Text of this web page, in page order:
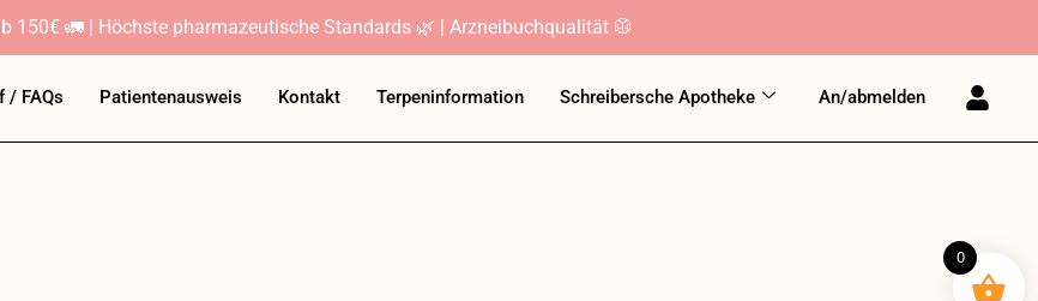
150€ 🚛 | Höchste pharmazeutische Standards 🌿 | Arzneibuchqualität 🥼
/ FAQs Patientenausweis Kontakt Terpeninformation Schreibersche Apotheke An/abmelden
0